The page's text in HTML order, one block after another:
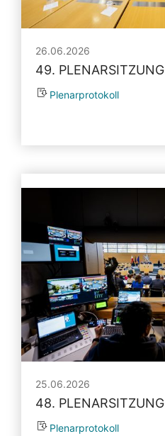
26.06.2026
49. PLENARSITZUNG
Plenarprotokoll
25.06.2026
48. PLENARSITZUNG
Plenarprotokoll